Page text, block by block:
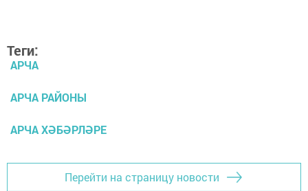
Теги:
АРЧА
АРЧА РАЙОНЫ
АРЧА ХӘБӘРЛӘРЕ
Перейти на страницу новости